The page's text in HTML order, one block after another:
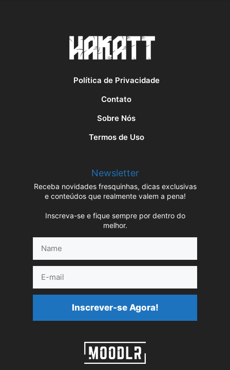
Política de Privacidade
Contato
Sobre Nós
Termos de Uso
Newsletter
Receba novidades fresquinhas, dicas exclusivas
e conteúdos que realmente valem a pena!
Inscreva-se e fique sempre por dentro do
melhor.
mail
Inscrever-se Agora!